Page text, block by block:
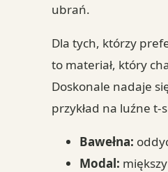
ubrań.
Dla tych, którzy
to materiał, który
Doskonale nadaje
przykład na luźne
Bawełna:
Modal: